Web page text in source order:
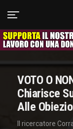
VOTO O
Chiarisce
Alle
Il ricercatore